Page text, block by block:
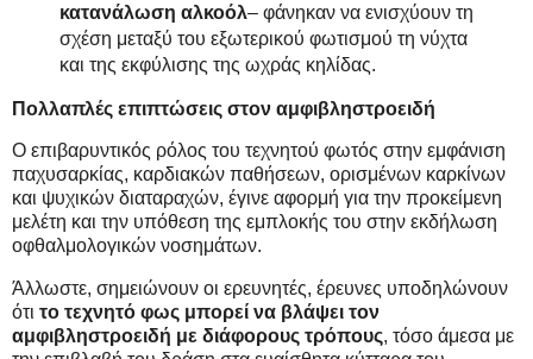
κατανάλωση αλκοόλ– φάνηκαν να ενισχύουν τη
σχέση μεταξύ του εξωτερικού φωτισμού τη νύχτα
και της εκφύλισης της ωχράς κηλίδας.
Πολλαπλές επιπτώσεις στον αμφιβληστροειδή
Ο επιβαρυντικός ρόλος του τεχνητού φωτός στην εμφάνιση
παχυσαρκίας, καρδιακών παθήσεων, ορισμένων καρκίνων
και ψυχικών διαταραχών, έγινε αφορμή για την προκείμενη
μελέτη και την υπόθεση της εμπλοκής του στην εκδήλωση
οφθαλμολογικών νοσημάτων.
Άλλωστε, σημειώνουν οι ερευνητές, έρευνες υποδηλώνουν
ότι το τεχνητό φως μπορεί να βλάψει τον
αμφιβληστροειδή με διάφορους τρόπους, τόσο άμεσα με